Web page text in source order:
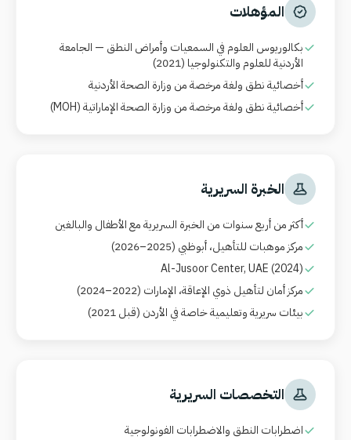
المؤهلات
بكالوريوس العلوم في السمعيات وأمراض النطق — الجامعة
الأردنية للعلوم والتكنولوجيا (2021)
أخصائية نطق ولغة مرخصة من وزارة الصحة الأردنية
أخصائية نطق ولغة مرخصة من وزارة الصحة الإماراتية(MOH)
الخبرة السريرية
أكثر من أربع سنوات من الخبرة السريرية مع الأطفال والبالغين
مركز موهبات للتأهيل، أبوظبي (2025–2026)
Al-Jusoor Center, UAE (2024)
مركز أمان لتأهيل ذوي الإعاقة، الإمارات (2022–2024)
بيئات سريرية وتعليمية خاصة في الأردن (قبل 2021)
التخصصات السريرية
اضطرابات النطق والاضطرابات الفونولوجية